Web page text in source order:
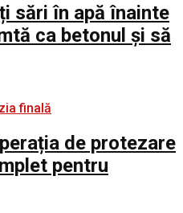
sări în apă înainte
ca betonul și să
de protezare
pentru